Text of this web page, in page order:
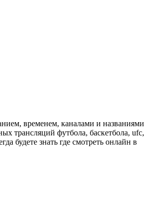
временем, каналами и названиями
трансляций футбола, баскетбола, ufc,
будете знать где смотреть онлайн в